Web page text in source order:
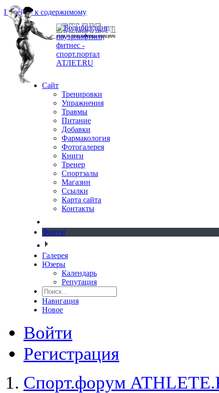
Перейти к содержимому
Сайт
Тренировки
Упражнения
Травмы
Питание
Добавки
Фармакология
Фотогалерея
Книги
Тренер
Спортзалы
Магазин
Ссылки
Карта сайта
Контакты
Форум
Галерея
Юзеры
Календарь
Репутация
Навигация
Новое
Войти
Регистрация
Спорт.форум